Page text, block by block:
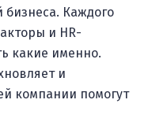
Каждого
и HR-
какие именно.
и
компании помогут